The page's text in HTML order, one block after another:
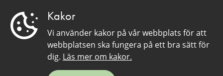
Kakor
Vi använder kakor på vår webbplats för att
webbplatsen ska fungera på ett bra sätt för
dig. Läs mer om kakor.